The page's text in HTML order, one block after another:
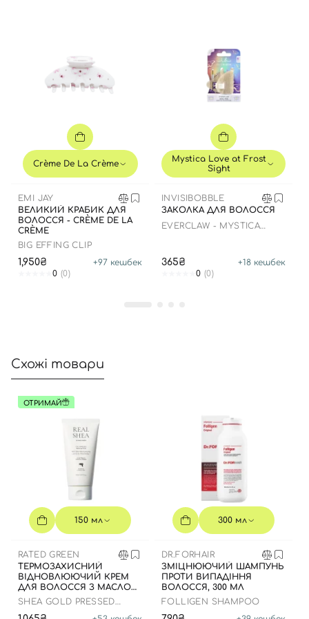
Crème De La Crème
EMI JAY
ВЕЛИКИЙ КРАБИК ДЛЯ
ВОЛОССЯ - CRÈME DE LA
CRÈME
BIG EFFING CLIP
1,950₴ +97 кешбек
0 (0)
Mystica Love at Frost
Sight
INVISIBOBBLE
ЗАКОЛКА ДЛЯ ВОЛОССЯ
EVERCLAW - MYSTICA
365₴ +18 кешбек
0 (0)
Схожі товари
ОТРИМАЙ
150 мл
RATED GREEN
ТЕРМОЗАХИСНИЙ
ВІДНОВЛЮЮЧИЙ КРЕМ
ДЛЯ ВОЛОССЯ З МАСЛОМ
ШИ, 150 МЛ
SHEA GOLD PRESSED
300 мл
DR.FORHAIR
ЗМІЦНЮЮЧИЙ ШАМПУНЬ
ПРОТИ ВИПАДІННЯ
ВОЛОССЯ, 300 МЛ
FOLLIGEN SHAMPOO
Вхід Реєстрація
Номер телефону
Увійти за допомогою e-mail